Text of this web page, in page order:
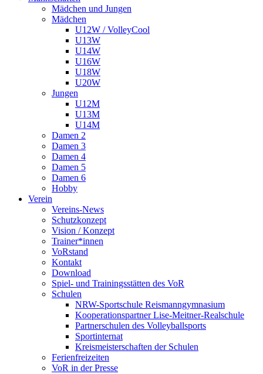
Mädchen und Jungen
Mädchen
U12W / VolleyCool
U13W
U14W
U16W
U18W
U20W
Jungen
U12M
U13M
U14M
Damen 2
Damen 3
Damen 4
Damen 5
Damen 6
Hobby
Verein
Vereins-News
Schutzkonzept
Vision / Konzept
Trainer*innen
VoRstand
Kontakt
Download
Spiel- und Trainingsstätten des VoR
Schulen
NRW-Sportschule Reismanngymnasium
Kooperationspartner Lise-Meitner-Realschule
Partnerschulen des Volleyballsports
Sportinternat
Kreismeisterschaften der Schulen
Ferienfreizeiten
VoR in der Presse